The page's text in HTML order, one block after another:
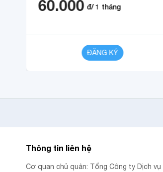
60.000 đ/1 tháng
ĐĂNG KÝ
Thông tin liên hệ
Cơ quan chủ quản: Tổng Công ty Dịch vụ